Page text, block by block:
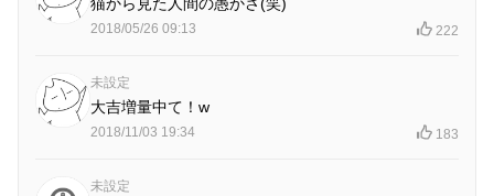
2018/05/26 09:13 222
未設定
大吉増量中て！w
2018/11/03 19:34 183
未設定